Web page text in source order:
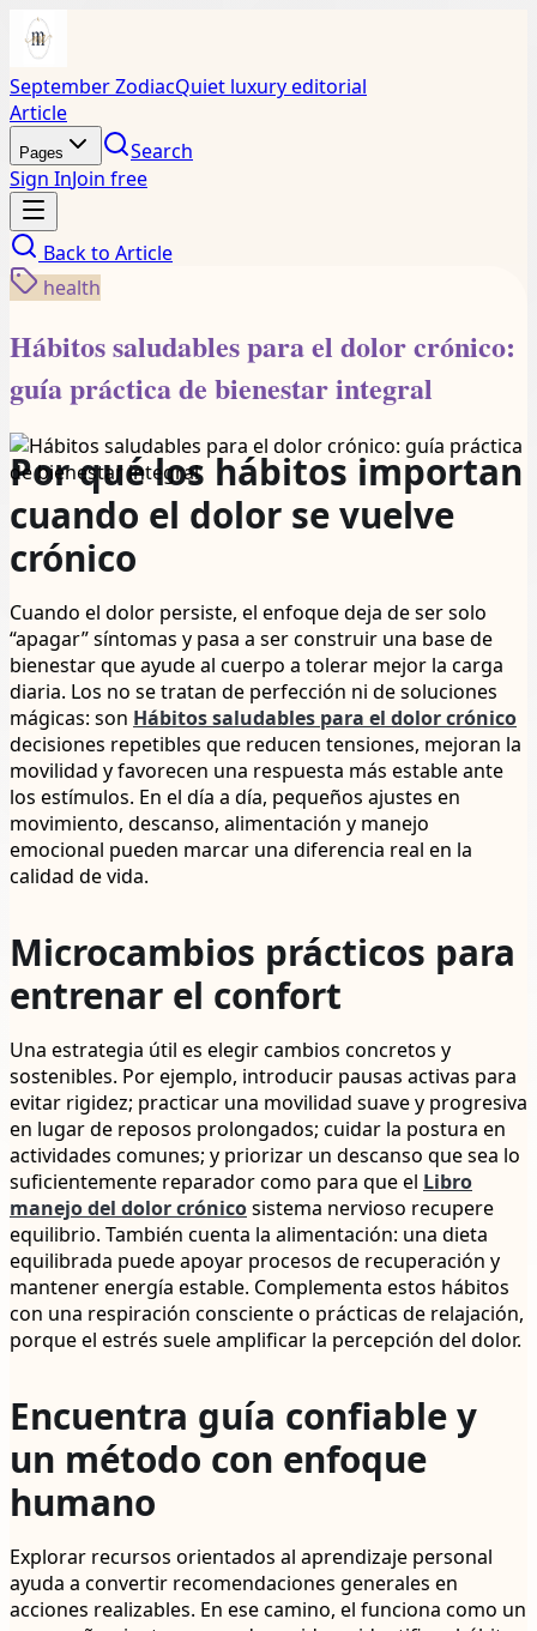
September ZodiacQuiet luxury editorial
Article
Pages
Search
Sign InJoin free
Back to Article
health
Hábitos saludables para el dolor crónico:
guía práctica de bienestar integral
Por qué los hábitos importan
cuando el dolor se vuelve
crónico
Cuando el dolor persiste, el enfoque deja de ser solo
“apagar” síntomas y pasa a ser construir una base de
bienestar que ayude al cuerpo a tolerar mejor la carga
diaria. Los no se tratan de perfección ni de soluciones
mágicas: son Hábitos saludables para el dolor crónico
decisiones repetibles que reducen tensiones, mejoran la
movilidad y favorecen una respuesta más estable ante
los estímulos. En el día a día, pequeños ajustes en
movimiento, descanso, alimentación y manejo
emocional pueden marcar una diferencia real en la
calidad de vida.
Microcambios prácticos para
entrenar el confort
Una estrategia útil es elegir cambios concretos y
sostenibles. Por ejemplo, introducir pausas activas para
evitar rigidez; practicar una movilidad suave y progresiva
en lugar de reposos prolongados; cuidar la postura en
actividades comunes; y priorizar un descanso que sea lo
suficientemente reparador como para que el Libro
manejo del dolor crónicosistema nervioso recupere
equilibrio. También cuenta la alimentación: una dieta
equilibrada puede apoyar procesos de recuperación y
mantener energía estable. Complementa estos hábitos
con una respiración consciente o prácticas de relajación,
porque el estrés suele amplificar la percepción del dolor.
Encuentra guía confiable y
un método con enfoque
humano
Explorar recursos orientados al aprendizaje personal
ayuda a convertir recomendaciones generales en
acciones realizables. En ese camino, el funciona como un